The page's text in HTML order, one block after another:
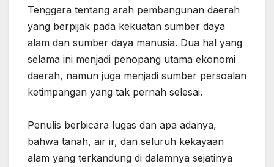
Tenggara tentang arah pembangunan daerah
yang berpijak pada kekuatan sumber daya
alam dan sumber daya manusia. Dua hal yang
selama ini menjadi penopang utama ekonomi
daerah, namun juga menjadi sumber persoalan
ketimpangan yang tak pernah selesai.
‎Penulis berbicara lugas dan apa adanya,
bahwa tanah, air ir, dan seluruh kekayaan
alam yang terkandung di dalamnya sejatinya